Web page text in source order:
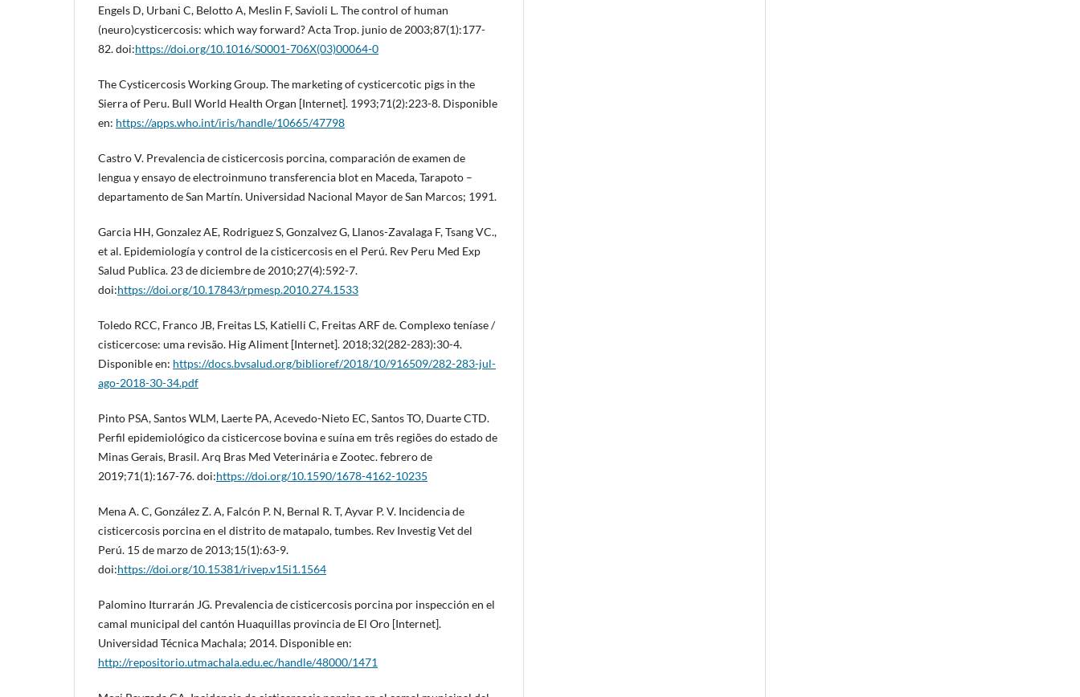
Engels D, Urbani C, Belotto A, Meslin F, Savioli L. The control of human
(neuro)cysticercosis: which way forward? Acta Trop. junio de 2003;87(1):177-
82. doi:https://doi.org/10.1016/S0001-706X(03)00064-0
The Cysticercosis Working Group. The marketing of cysticercotic pigs in the
Sierra of Peru. Bull World Health Organ [Internet]. 1993;71(2):223-8. Disponible
en: https://apps.who.int/iris/handle/10665/47798
Castro V. Prevalencia de cisticercosis porcina, comparación de examen de
lengua y ensayo de electroinmuno transferencia blot en Maceda, Tarapoto –
departamento de San Martín. Universidad Nacional Mayor de San Marcos; 1991.
Garcia HH, Gonzalez AE, Rodriguez S, Gonzalvez G, Llanos-Zavalaga F, Tsang VC.,
et al. Epidemiología y control de la cisticercosis en el Perú. Rev Peru Med Exp
Salud Publica. 23 de diciembre de 2010;27(4):592-7.
doi:https://doi.org/10.17843/rpmesp.2010.274.1533
Toledo RCC, Franco JB, Freitas LS, Katielli C, Freitas ARF de. Complexo teníase /
cisticercose: uma revisão. Hig Aliment [Internet]. 2018;32(282-283):30-4.
Disponible en: https://docs.bvsalud.org/biblioref/2018/10/916509/282-283-jul-
ago-2018-30-34.pdf
Pinto PSA, Santos WLM, Laerte PA, Acevedo-Nieto EC, Santos TO, Duarte CTD.
Perfil epidemiológico da cisticercose bovina e suína em três regiões do estado de
Minas Gerais, Brasil. Arq Bras Med Veterinária e Zootec. febrero de
2019;71(1):167-76. doi:https://doi.org/10.1590/1678-4162-10235
Mena A. C, González Z. A, Falcón P. N, Bernal R. T, Ayvar P. V. Incidencia de
cisticercosis porcina en el distrito de matapalo, tumbes. Rev Investig Vet del
Perú. 15 de marzo de 2013;15(1):63-9.
doi:https://doi.org/10.15381/rivep.v15i1.1564
Palomino Iturrarán JG. Prevalencia de cisticercosis porcina por inspección en el
camal municipal del cantón Huaquillas provincia de El Oro [Internet].
Universidad Técnica Machala; 2014. Disponible en:
http://repositorio.utmachala.edu.ec/handle/48000/1471